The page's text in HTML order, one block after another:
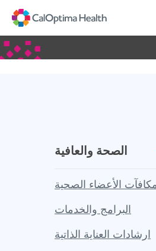
Content
الصحة والعافية
الأعضاء الصحية
البرامج والخدمات
ارشادات العناية الذاتية